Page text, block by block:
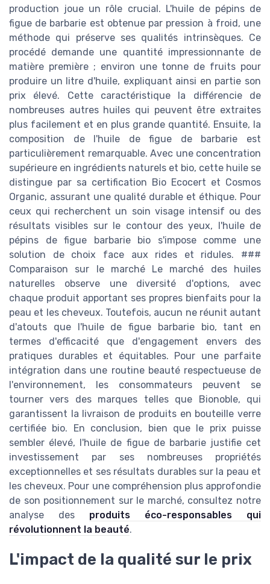
production joue un rôle crucial. L'huile de pépins de
figue de barbarie est obtenue par pression à froid, une
méthode qui préserve ses qualités intrinsèques. Ce
procédé demande une quantité impressionnante de
matière première ; environ une tonne de fruits pour
produire un litre d'huile, expliquant ainsi en partie son
prix élevé. Cette caractéristique la différencie de
nombreuses autres huiles qui peuvent être extraites
plus facilement et en plus grande quantité. Ensuite, la
composition de l'huile de figue de barbarie est
particulièrement remarquable. Avec une concentration
supérieure en ingrédients naturels et bio, cette huile se
distingue par sa certification Bio Ecocert et Cosmos
Organic, assurant une qualité durable et éthique. Pour
ceux qui recherchent un soin visage intensif ou des
résultats visibles sur le contour des yeux, l'huile de
pépins de figue barbarie bio s'impose comme une
solution de choix face aux rides et ridules. ###
Comparaison sur le marché Le marché des huiles
naturelles observe une diversité d'options, avec
chaque produit apportant ses propres bienfaits pour la
peau et les cheveux. Toutefois, aucun ne réunit autant
d'atouts que l'huile de figue barbarie bio, tant en
termes d'efficacité que d'engagement envers des
pratiques durables et équitables. Pour une parfaite
intégration dans une routine beauté respectueuse de
l'environnement, les consommateurs peuvent se
tourner vers des marques telles que Bionoble, qui
garantissent la livraison de produits en bouteille verre
certifiée bio. En conclusion, bien que le prix puisse
sembler élevé, l'huile de figue de barbarie justifie cet
investissement par ses nombreuses propriétés
exceptionnelles et ses résultats durables sur la peau et
les cheveux. Pour une compréhension plus approfondie
de son positionnement sur le marché, consultez notre
analyse des produits éco-responsables qui
révolutionnent la beauté.
L'impact de la qualité sur le prix